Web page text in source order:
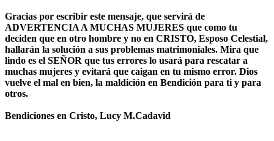
Gracias por escribir este mensaje, que servirá de
ADVERTENCIA A MUCHAS MUJERES que como tu
deciden que en otro hombre y no en CRISTO, Esposo Celestial,
hallarán la solución a sus problemas matrimoniales. Mira que
lindo es el SEÑOR que tus errores lo usará para rescatar a
muchas mujeres y evitará que caigan en tu mismo error. Dios
vuelve el mal en bien, la maldición en Bendición para ti y para
otros.
Bendiciones en Cristo, Lucy M.Cadavid